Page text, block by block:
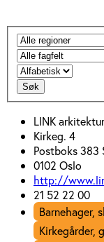
Søk
LINK
Kirkeg. 4
Postboks 383
0102 Oslo
http://
21 52 22 00
Barnehager,
Kirkegårder,